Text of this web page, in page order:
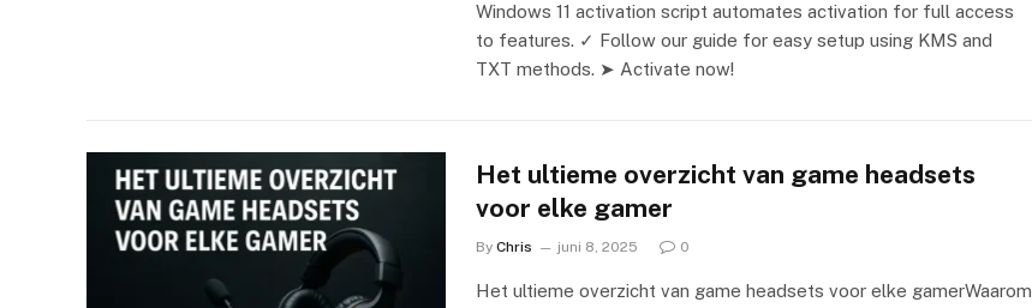
Windows 11 activation script automates activation for full access
to features. ✓ Follow our guide for easy setup using KMS and
TXT methods. ➤ Activate now!
Het ultieme overzicht van game headsets
voor elke gamer
By Chris juni 8, 2025 0
Het ultieme overzicht van game headsets voor elke gamerWaarom